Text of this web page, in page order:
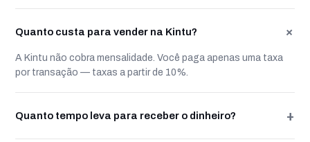
Quanto custa para vender na Kintu? +
A Kintu não cobra mensalidade. Você paga apenas uma taxa
por transação — taxas a partir de 10%.
Quanto tempo leva para receber o dinheiro? +